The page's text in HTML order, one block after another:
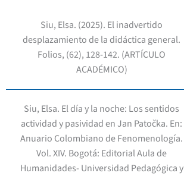
Siu, Elsa. (2025). El inadvertido
desplazamiento de la didáctica general.
Folios, (62), 128-142. (ARTÍCULO
ACADÉMICO)
Siu, Elsa. El día y la noche: Los sentidos
actividad y pasividad en Jan Patočka. En:
Anuario Colombiano de Fenomenología.
Vol. XIV. Bogotá: Editorial Aula de
Humanidades- Universidad Pedagógica y